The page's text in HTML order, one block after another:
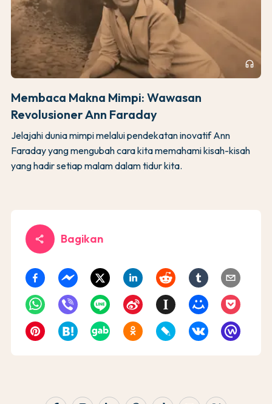
headphones
Membaca Makna Mimpi: Wawasan
Revolusioner Ann Faraday
Jelajahi dunia mimpi melalui pendekatan inovatif Ann
Faraday yang mengubah cara kita memahami kisah-kisah
yang hadir setiap malam dalam tidur kita.
share Bagikan